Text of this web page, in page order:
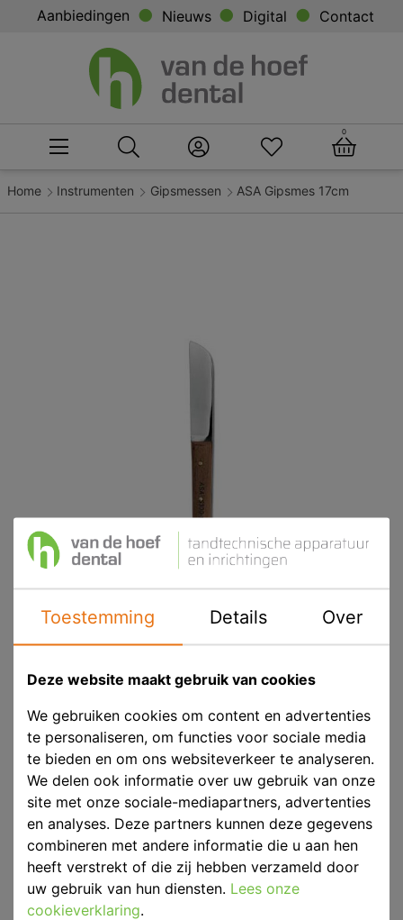
Aanbiedingen Nieuws Digital Contact
0
Home Instrumenten Gipsmessen ASA Gipsmes 17cm
ASA Gipsmes 17cm
Product ID
ASA 5300-1
Voorraad
Op voorraad
Eenheid
p/st
Merk
ASA Dental
Toestemming Details Over
Deze website maakt gebruik van cookies
We gebruiken cookies om content en advertenties
te personaliseren, om functies voor sociale media
te bieden en om ons websiteverkeer te analyseren.
We delen ook informatie over uw gebruik van onze
site met onze sociale-mediapartners, advertenties
en analyses. Deze partners kunnen deze gegevens
combineren met andere informatie die u aan hen
heeft verstrekt of die zij hebben verzameld door
uw gebruik van hun diensten. Lees onze
cookieverklaring.